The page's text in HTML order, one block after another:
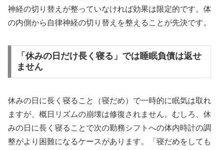
神経の切り替えが整っていなければ効果は限定的です。体
の内側から自律神経の切り替えを整えることが先決です。
「休みの日だけ長く寝る」では睡眠負債は返せ
ません
休みの日に長く寝ること（寝だめ）で一時的に眠気は取れ
ますが、概日リズムの崩壊は修復されません。むしろ、休
みの日に長く寝ることで次の勤務シフトへの体内時計の調
整がより困難になるケースがあります。「寝だめをしても